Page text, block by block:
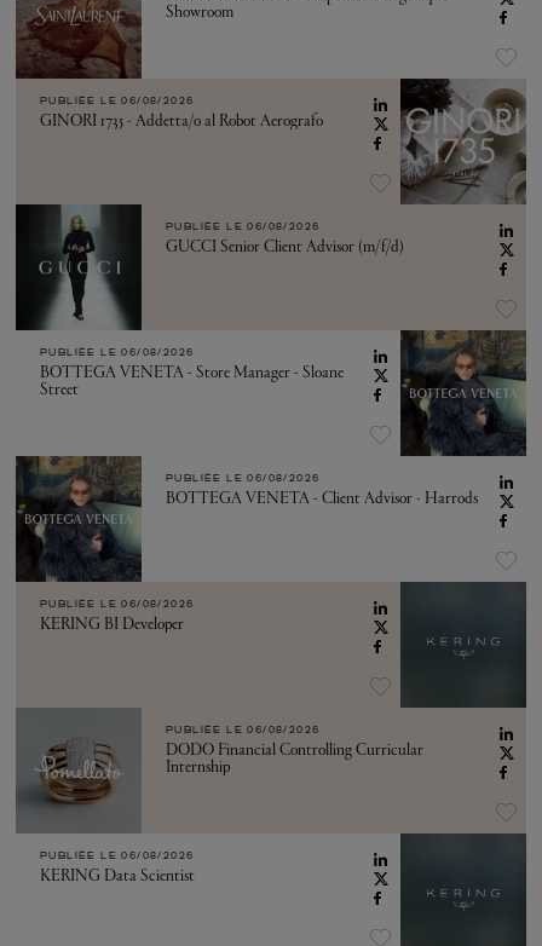
Showroom
PUBLIÉE LE 06/08/2026
GINORI 1735 - Addetta/o al Robot Aerografo
PUBLIÉE LE 06/08/2026
GUCCI Senior Client Advisor (m/f/d)
PUBLIÉE LE 06/08/2026
BOTTEGA VENETA - Store Manager - Sloane
Street
PUBLIÉE LE 06/08/2026
BOTTEGA VENETA - Client Advisor - Harrods
PUBLIÉE LE 06/08/2026
KERING BI Developer
PUBLIÉE LE 06/08/2026
DODO Financial Controlling Curricular
Internship
PUBLIÉE LE 06/08/2026
KERING Data Scientist